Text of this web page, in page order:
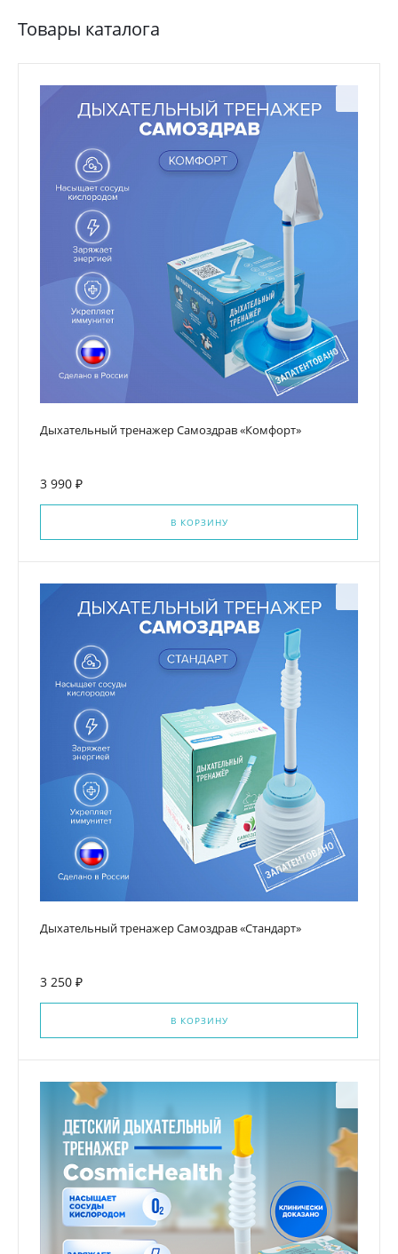
Товары каталога
Дыхательный тренажер Самоздрав «Комфорт»
3 990 ₽
В КОРЗИНУ
Дыхательный тренажер Самоздрав «Стандарт»
3 250 ₽
В КОРЗИНУ